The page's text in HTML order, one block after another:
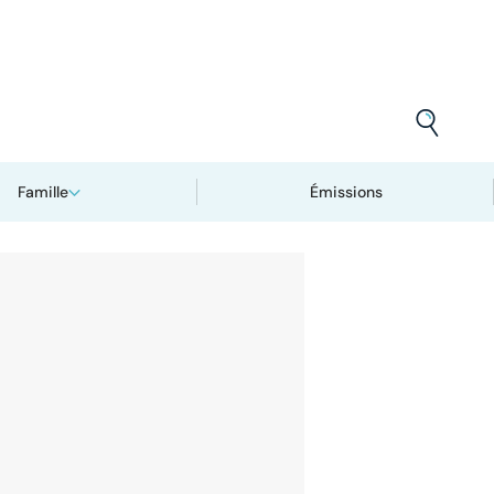
Famille Émissions